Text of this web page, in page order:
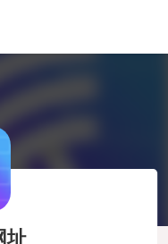
址